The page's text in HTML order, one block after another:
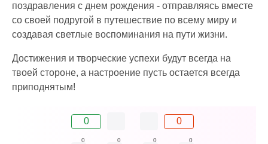
поздравления с днем рождения - отправляясь вместе
со своей подругой в путешествие по всему миру и
создавая светлые воспоминания на пути жизни.
Достижения и творческие успехи будут всегда на
твоей стороне, а настроение пусть остается всегда
приподнятым!
0 0
0 0 0 0